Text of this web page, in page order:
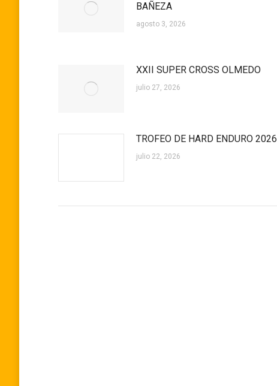
BAÑEZA
agosto 3, 2026
XXII SUPER CROSS OLMEDO
julio 27, 2026
TROFEO DE HARD ENDURO 2026
julio 22, 2026